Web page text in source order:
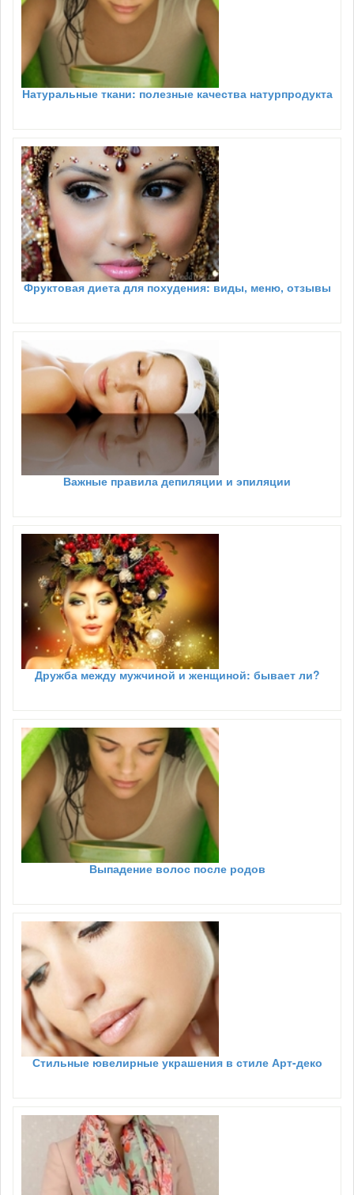
Натуральные ткани: полезные качества натурпродукта
Фруктовая диета для похудения: виды, меню, отзывы
Важные правила депиляции и эпиляции
Дружба между мужчиной и женщиной: бывает ли?
Выпадение волос после родов
Стильные ювелирные украшения в стиле Арт-деко